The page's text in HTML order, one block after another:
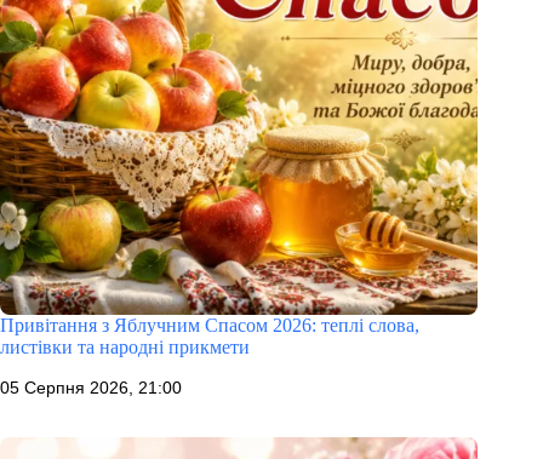
Привітання з Яблучним Спасом 2026: теплі слова,
листівки та народні прикмети
05 Серпня 2026, 21:00